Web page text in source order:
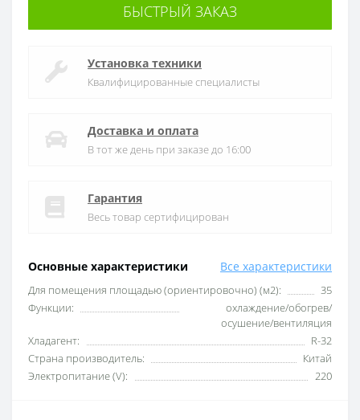
Основные характеристики Все характеристики
Для помещения площадью (ориентировочно) (м2):
35
Функции:
охлаждение/обогрев/
осушение/вентиляция
Хладагент:
R-32
Страна производитель:
Китай
Электропитание (V):
220
БЫСТРЫЙ ЗАКАЗ
Установка техники
Квалифицированные специалисты
Доставка и оплата
В тот же день при заказе до 16:00
Гарантия
Весь товар сертифицирован